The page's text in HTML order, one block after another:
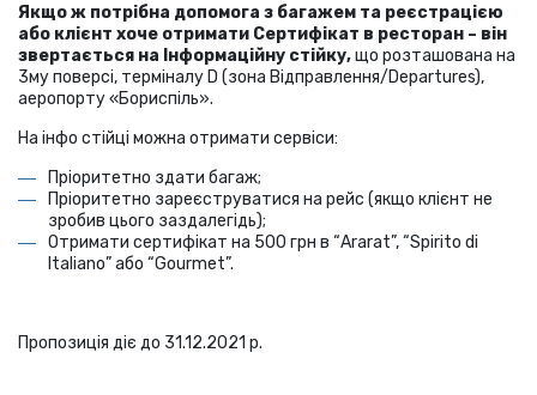
Якщо ж потрібна допомога з багажем та реєстрацією
або клієнт хоче отримати Сертифікат в ресторан – він
звертається на Інформаційну стійку,що розташована на
3му поверсі, терміналу D (зона Відправлення/Departures),
аеропорту «Бориспіль».
На інфо стійці можна отримати сервіси:
Пріоритетно здати багаж;
Пріоритетно зареєструватися на рейс (якщо клієнт не
зробив цього заздалегідь);
Отримати сертифікат на 500 грн в “Ararat”, “Spirito di
Italiano” або “Gourmet”.
Пропозиція діє до 31.12.2021 р.